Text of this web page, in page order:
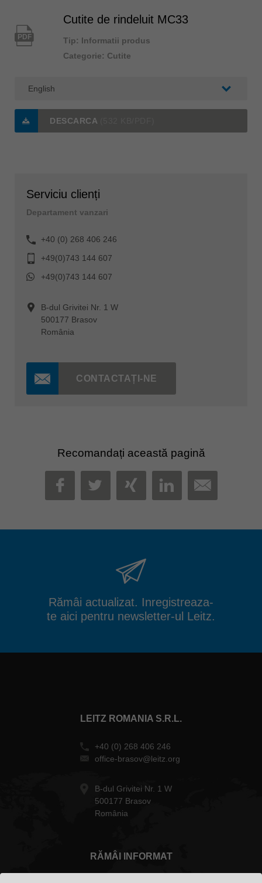
PDF
Cutite de rindeluit MC33
Tip: Informatii produs
Categorie: Cutite
DESCARCA
Serviciu clienți
Departament vanzari
+40 (0) 268 406 246
+49(0)743 144 607
+49(0)743 144 607
B-dul Grivitei Nr. 1 W
500177 Brasov
România
CONTACTAȚI-NE
Recomandați această pagină
FACEBOOK
TWITTER
XINGLINKEDIN
MAIL
Rămâi actualizat. Inregistreaza-
te aici pentru newsletter-ul Leitz.
LEITZ ROMANIA S.R.L.
+40 (0) 268 406 246
office-brasov@leitz.org
B-dul Grivitei Nr. 1 W
500177 Brasov
România
RĂMÂI INFORMAT